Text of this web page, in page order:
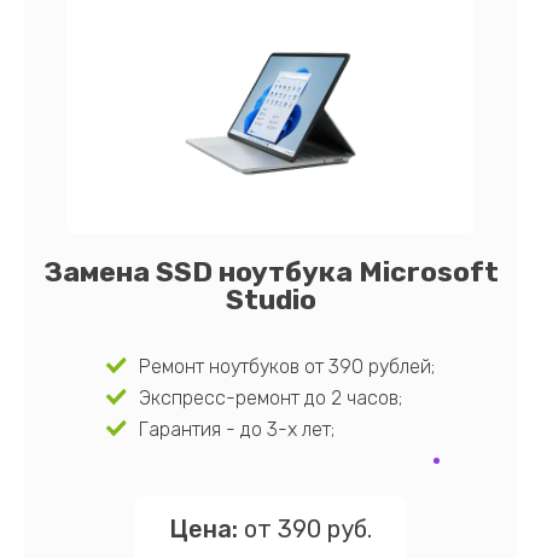
Замена SSD ноутбука Microsoft
Studio
Ремонт ноутбуков от 390 рублей;
Экспресс-ремонт до 2 часов;
Гарантия - до 3-х лет;
Цена: от 390 руб.